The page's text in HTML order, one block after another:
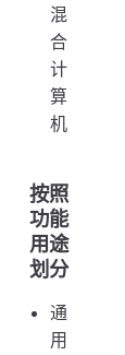
混
合
计
算
机
按照
功能
用途
划分
通
用